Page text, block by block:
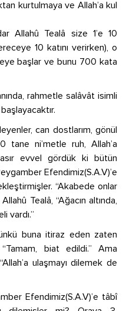
kurtulmaya ve Allah’a kul
Allahû Tealâ size 1’e 10
10 katını verirken), o
başlar ve bunu 700 kata
rahmetle salâvât isimli
can dostlarım, gönül
tane ni’metle ruh, Allah’a
evvel gördük ki bütün
Efendimiz(S.A.V)’e
“Akabede onlar
Tealâ, “Ağacın altında,
vardı.”
buna itiraz eden zaten
biat edildi.” Ama
ulaşmayı dilemek de
Efendimiz(S.A.V)’e tâbî